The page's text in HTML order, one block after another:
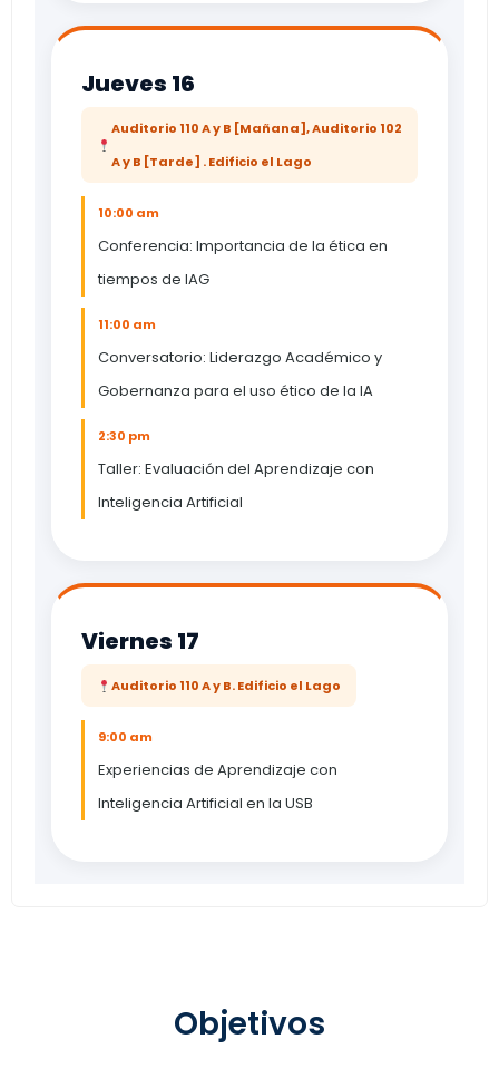
Jueves 16
Auditorio 110 A y B [Mañana], Auditorio 102
A y B [Tarde] . Edificio el Lago
10:00 am
Conferencia: Importancia de la ética en
tiempos de IAG
11:00 am
Conversatorio: Liderazgo Académico y
Gobernanza para el uso ético de la IA
2:30 pm
Taller: Evaluación del Aprendizaje con
Inteligencia Artificial
Viernes 17
Auditorio 110 A y B. Edificio el Lago
9:00 am
Experiencias de Aprendizaje con
Inteligencia Artificial en la USB
Objetivos